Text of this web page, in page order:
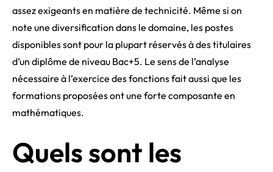
assez exigeants en matière de technicité. Même si on
note une diversification dans le domaine, les postes
disponibles sont pour la plupart réservés à des titulaires
d’un diplôme de niveau Bac+5. Le sens de l’analyse
nécessaire à l’exercice des fonctions fait aussi que les
formations proposées ont une forte composante en
mathématiques.
Quels sont les